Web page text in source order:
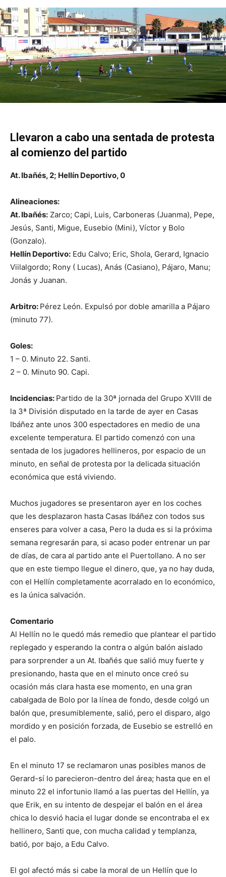
Llevaron a cabo una sentada de protesta
al comienzo del partido
At. Ibañés, 2; Hellín Deportivo, 0
Alineaciones:
At. Ibañés: Zarco; Capi, Luis, Carboneras (Juanma), Pepe,
Jesús, Santi, Migue, Eusebio (Mini), Víctor y Bolo
(Gonzalo).
Hellín Deportivo: Edu Calvo; Eric, Shola, Gerard, Ignacio
Viilalgordo; Rony ( Lucas), Anás (Casiano), Pájaro, Manu;
Jonás y Juanan.
Arbitro: Pérez León. Expulsó por doble amarilla a Pájaro
(minuto 77).
Goles:
1 – 0. Minuto 22. Santi.
2 – 0. Minuto 90. Capi.
Incidencias: Partido de la 30ª jornada del Grupo XVIII de
la 3ª División disputado en la tarde de ayer en Casas
Ibáñez ante unos 300 espectadores en medio de una
excelente temperatura. El partido comenzó con una
sentada de los jugadores hellineros, por espacio de un
minuto, en señal de protesta por la delicada situación
económica que está viviendo.
Muchos jugadores se presentaron ayer en los coches
que les desplazaron hasta Casas Ibáñez con todos sus
enseres para volver a casa, Pero la duda es si la próxima
semana regresarán para, si acaso poder entrenar un par
de días, de cara al partido ante el Puertollano. A no ser
que en este tiempo llegue el dinero, que, ya no hay duda,
con el Hellín completamente acorralado en lo económico,
es la única salvación.
Comentario
Al Hellín no le quedó más remedio que plantear el partido
replegado y esperando la contra o algún balón aislado
para sorprender a un At. Ibañés que salió muy fuerte y
presionando, hasta que en el minuto once creó su
ocasión más clara hasta ese momento, en una gran
cabalgada de Bolo por la línea de fondo, desde colgó un
balón que, presumiblemente, salió, pero el disparo, algo
mordido y en posición forzada, de Eusebio se estrelló en
el palo.
En el minuto 17 se reclamaron unas posibles manos de
Gerard-sí lo parecieron-dentro del área; hasta que en el
minuto 22 el infortunio llamó a las puertas del Hellín, ya
que Erik, en su intento de despejar el balón en el área
chica lo desvió hacia el lugar donde se encontraba el ex
hellinero, Santi que, con mucha calidad y templanza,
batió, por bajo, a Edu Calvo.
El gol afectó más si cabe la moral de un Hellín que lo